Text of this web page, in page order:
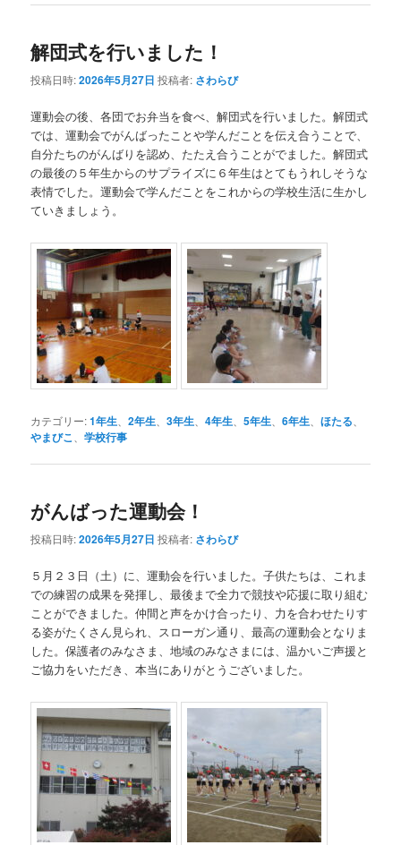
解団式を行いました！
投稿日時:2026年5月27日 投稿者: さわらび
運動会の後、各団でお弁当を食べ、解団式を行いました。解団式
では、運動会でがんばったことや学んだことを伝え合うことで、
自分たちのがんばりを認め、たたえ合うことがでました。解団式
の最後の５年生からのサプライズに６年生はとてもうれしそうな
表情でした。運動会で学んだことをこれからの学校生活に生かし
ていきましょう。
カテゴリー:1年生 、2年生 、3年生 、4年生 、5年生 、6年生 、ほたる
やまびこ 、学校行事
がんばった運動会！
投稿日時:2026年5月27日 投稿者: さわらび
５月２３日（土）に、運動会を行いました。子供たちは、これま
での練習の成果を発揮し、最後まで全力で競技や応援に取り組む
ことができました。仲間と声をかけ合ったり、力を合わせたりす
る姿がたくさん見られ、スローガン通り、最高の運動会となりま
した。保護者のみなさま、地域のみなさまには、温かいご声援と
ご協力をいただき、本当にありがとうございました。